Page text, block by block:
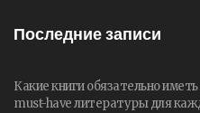
Последние записи
Какие книги обязательно
must-have литературы для